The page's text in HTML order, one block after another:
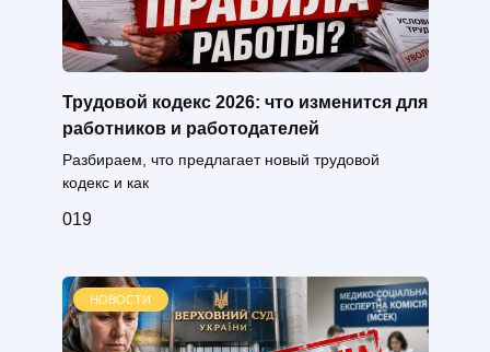
Трудовой кодекс 2026: что изменится для
работников и работодателей
Разбираем, что предлагает новый трудовой
кодекс и как
019
НОВОСТИ